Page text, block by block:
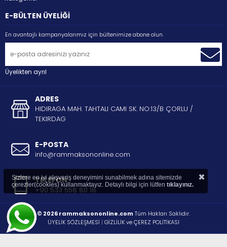
E-BÜLTEN ÜYELİĞİ
En avantajlı kampanyalarımız için bültenimize abone olun.
Üyelikten ayrıl
ADRES
HIDIRAGA MAH. TAHTALI CAMI SK. NO:13/B ÇORLU /
TEKIRDAG
E-POSTA
info@rammaksononline.com
TELEFON
+90 533 558 80 18
© 2026 rammaksononline.com Tüm Hakları Saklıdır.
ÜYELİK SÖZLEŞMESİ | GİZLİLİK ve ÇEREZ POLİTİKASI
Sizlere en iyi alışveriş deneyimini sunabilmek adına sitemizde
çerezler(cookies) kullanmaktayız. Detaylı bilgi için lütfen tıklayınız. ×